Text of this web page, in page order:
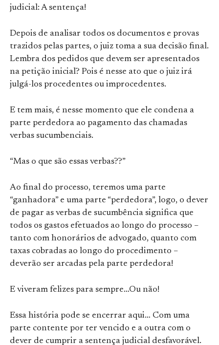
judicial: A sentença!
Depois de analisar todos os documentos e provas
trazidos pelas partes, o juiz toma a sua decisão final.
Lembra dos pedidos que devem ser apresentados
na petição inicial? Pois é nesse ato que o juiz irá
julgá-los procedentes ou improcedentes.
E tem mais, é nesse momento que ele condena a
parte perdedora ao pagamento das chamadas
verbas sucumbenciais.
“Mas o que são essas verbas??”
Ao final do processo, teremos uma parte
“ganhadora” e uma parte “perdedora”, logo, o dever
de pagar as verbas de sucumbência significa que
todos os gastos efetuados ao longo do processo –
tanto com honorários de advogado, quanto com
taxas cobradas ao longo do procedimento –
deverão ser arcadas pela parte perdedora!
E viveram felizes para sempre…Ou não!
Essa história pode se encerrar aqui… Com uma
parte contente por ter vencido e a outra com o
dever de cumprir a sentença judicial desfavorável.